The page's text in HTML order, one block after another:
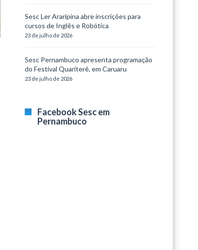
Sesc Ler Araripina abre inscrições para
cursos de Inglês e Robótica
23 de julho de 2026
Sesc Pernambuco apresenta programação
do Festival Quariterê, em Caruaru
23 de julho de 2026
Facebook Sesc em
Pernambuco